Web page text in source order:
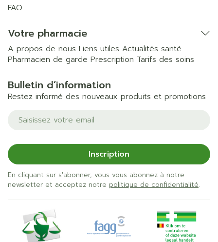
FAQ
Votre pharmacie
A propos de nous Liens utiles Actualités santé
Pharmacien de garde Prescription Tarifs des soins
Bulletin d’information
Restez informé des nouveaux produits et promotions
Adresse mail
Inscription
En cliquant sur s'abonner, vous vous abonnez à notre
newsletter et acceptez notre politique de confidentialité.